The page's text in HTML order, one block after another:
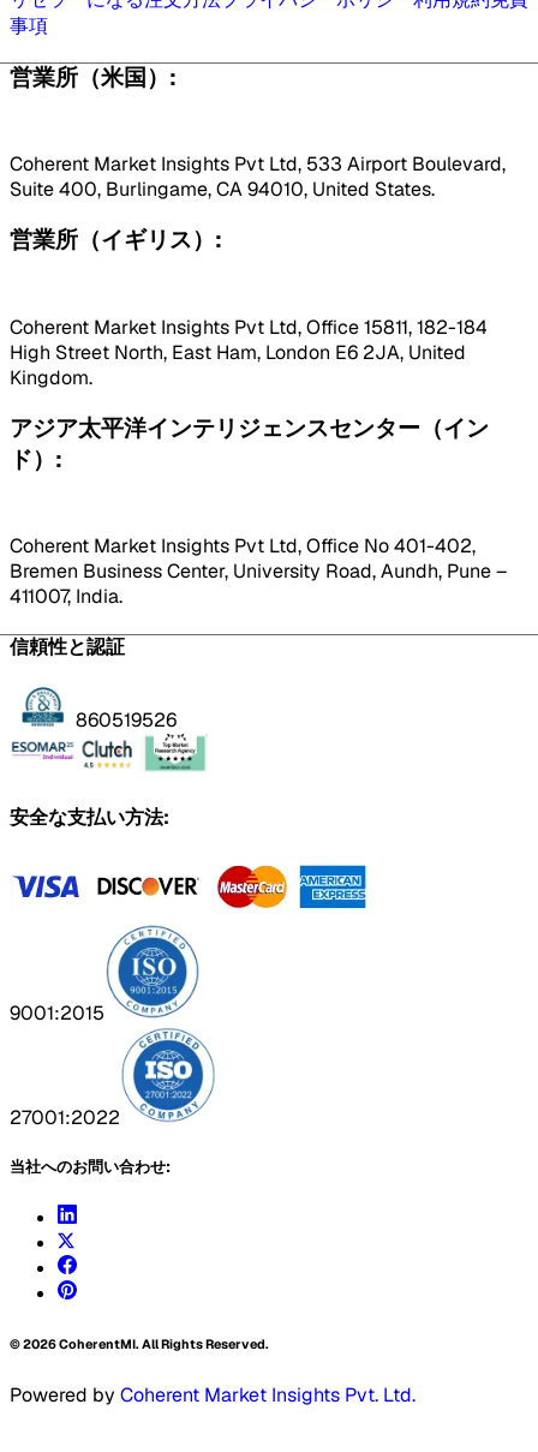
事項
営業所（米国）:
Coherent Market Insights Pvt Ltd, 533 Airport Boulevard,
Suite 400, Burlingame, CA 94010, United States.
営業所（イギリス）:
Coherent Market Insights Pvt Ltd, Office 15811, 182-184
High Street North, East Ham, London E6 2JA, United
Kingdom.
アジア太平洋インテリジェンスセンター（イン
ド）:
Coherent Market Insights Pvt Ltd, Office No 401-402,
Bremen Business Center, University Road, Aundh, Pune –
411007, India.
信頼性と認証
860519526
安全な支払い方法:
9001:2015
27001:2022
当社へのお問い合わせ:
©2026CoherentMI. All Rights Reserved.
Powered by Coherent Market Insights Pvt. Ltd.